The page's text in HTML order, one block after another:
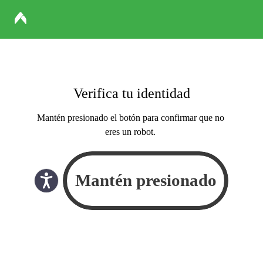
Verifica tu identidad
Mantén presionado el botón para confirmar que no
eres un robot.